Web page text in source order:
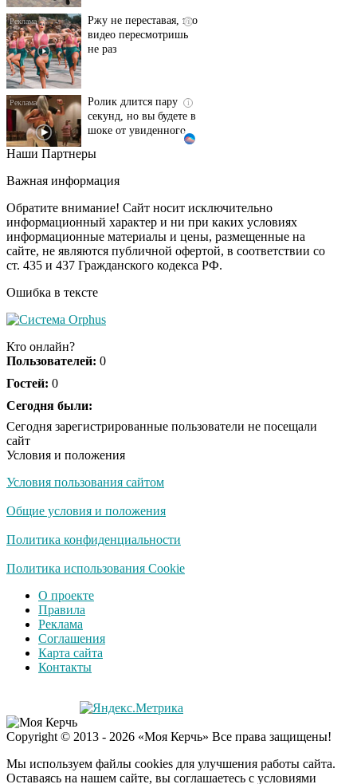
видео пересмотришь
не раз
секунд, но вы будете в
шоке от увиденного
рака: на такое никто
внимание, а зря!
i
Канадская гимнастка
Беззубенко
призналась, чем ее
разочаровала Москва
Ролик из Омска: вы
Королева вагона
отожгла! Видео не
оставит равнодушным
Наши Партнеры
Важная информация
Обратите внимание! Сайт носит исключительно
информационный характер и ни при каких условиях
информационные материалы и цены, размещенные на
сайте, не являются публичной офертой, в соответствии со
ст. 435 и 437 Гражданского кодекса РФ.
Ошибка в тексте
Кто онлайн?
Пользователей: 0
Гостей: 0
Сегодня были:
Сегодня зарегистрированные пользователи не посещали
сайт
Условия и положения
Условия пользования сайтом
Общие условия и положения
Политика конфиденциальности
Политика использования Cookie
О проекте
Правила
Реклама
Соглашения
Карта сайта
Контакты
Copyright © 2013 - 2026 «Моя Керчь» Все права защищены!
Мы используем файлы cookies для улучшения работы сайта.
Оставаясь на нашем сайте, вы соглашаетесь с условиями